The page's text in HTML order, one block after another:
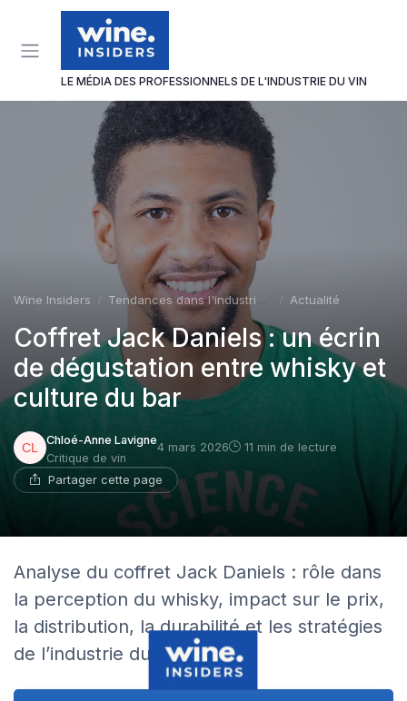
LE MÉDIA DES PROFESSIONNELS DE L'INDUSTRIE DU VIN
Wine Insiders Tendances dans l'industrie du vin Actualité
Coffret Jack Daniels : un écrin
de dégustation entre whisky et
culture du bar
Chloé-Anne Lavigne
Critique de vin
4 mars 2026 11 min de lecture
Partager cette page
Analyse du coffret Jack Daniels : rôle dans
la perception du whisky, impact sur le prix,
la distribution, la durabilité et les stratégies
de l’industrie du vin.
Panneau de gestion des cookies